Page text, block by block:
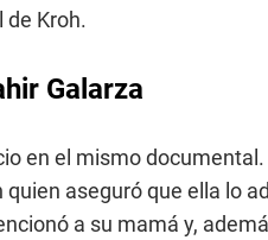
de Kroh.
Galarza
en el mismo
aseguró que ella lo
a su mamá y,